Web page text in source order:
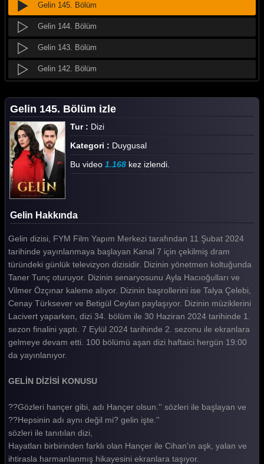
Gelin 145. Bölüm
Gelin 144. Bölüm
Gelin 143. Bölüm
Gelin 142. Bölüm
Gelin 140. Bölüm
Gelin 139. Bölüm
Gelin 138. Bölüm
Gelin 137. Bölüm
Gelin 136. Bölüm
Gelin 135. Bölüm
Gelin 134. Bölüm
Gelin 133. Bölüm
Gelin 132. Bölüm
Gelin 131. Bölüm
Gelin 130. Bölüm
Gelin 129. Bölüm
Gelin 127. Bölüm
Gelin 126. Bölüm
Gelin 125. Bölüm
Gelin 124. Bölüm
Gelin 145. Bölüm izle
Tur : Dizi
Kategori : Duygusal
Bu video 1.168 kez izlendi.
Gelin Hakkında
Gelin dizisi, FYM Film Yapım Merkezi tarafından 11 Şubat 2024
tarihinde yayınlanmaya başlayan Kanal 7 için çekilmiş dram
türündeki günlük televizyon dizisidir. Dizinin yönetmen koltuğunda
Taner Tunç oturuyor. Dizinin senaryosunu Ayla Hacıoğulları ve
Vilmer Özçınar kaleme alıyor. Dizinin başrollerini ise Talya Çelebi,
Cenay Türksever ve Betigül Ceylan paylaşıyor. Dizinin müziklerini
Lacivert yaparken, dizi 34. bölüm ile 30 Haziran 2024 tarihinde 1.
sezon finalini yaptı. 7 Eylül 2024 tarihinde 2. sezonu ile ekranlara
gelmeye devam etti. 100 bölümü aşan dizi haftaici hergün 19:00
da yayınlanıyor.
GELİN DİZİSİ KONUSU
??Gözleri hançer gibi, adı Hançer olsun.'' sözleri ile başlayan ve
??Hepsinin adı aynı değil mi? gelin işte.''
sözleri ile tanıtılan dizi,
Hayatları birbirinden farklı olan Hançer ile Cihan'ın aşk, yalan ve
ihtirasla harmanlanmış hikayesini ekranlara taşıyor.